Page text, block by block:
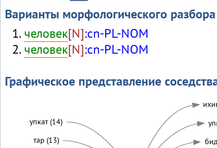
Варианты морфологического разбора
человек[N]:cn-PL-NOM
человек[N]:cn-PL-NOM
Графическое представление
упкат (14)
тар (13)